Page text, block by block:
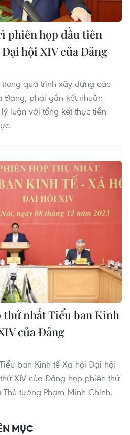
phiên họp đầu tiên
hội XIV của Đảng
quá trình xây dựng các
Đảng, phải gắn kết nhuần
luận với tổng kết thực tiễn
thứ nhất Tiểu ban Kinh
của Đảng
ban Kinh tế-Xã hội Đại hội
XIV của Đảng họp phiên thứ
tướng Phạm Minh Chính,
MỤC